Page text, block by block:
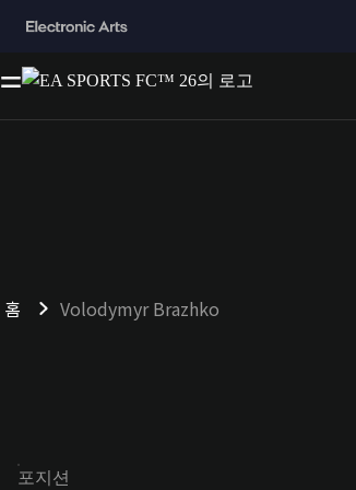
홈 Volodymyr Brazhko
포지션